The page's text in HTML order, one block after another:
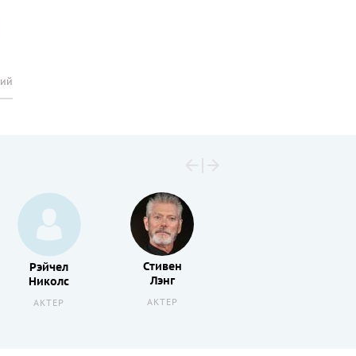
Рэйчел
Николс
АКТЕР
Стивен
Лэнг
АКТЕР